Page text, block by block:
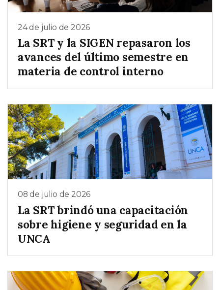
24 de julio de 2026
La SRT y la SIGEN repasaron los
avances del último semestre en
materia de control interno
08 de julio de 2026
La SRT brindó una capacitación
sobre higiene y seguridad en la
UNCA